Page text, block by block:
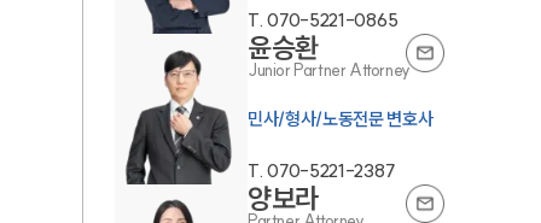
T.070-5221-0865
윤승환
Junior Partner Attorney
민사/형사/노동전문 변호사
T.070-5221-2387
양보라